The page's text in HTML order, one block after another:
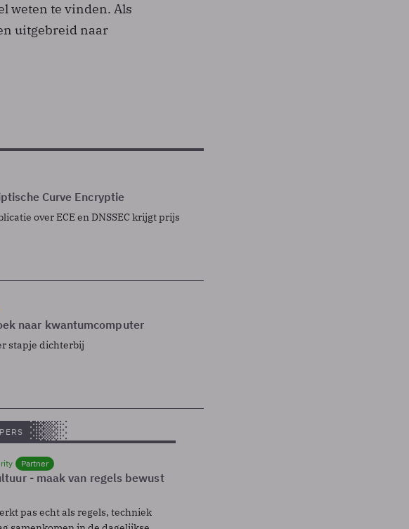
weten te vinden. Als
uitgebreid naar
Curve Encryptie
over ECE en DNSSEC krijgt prijs
naar kwantumcomputer
stapje dichterbij
Partner
- maak van regels bewust
pas echt als regels, techniek